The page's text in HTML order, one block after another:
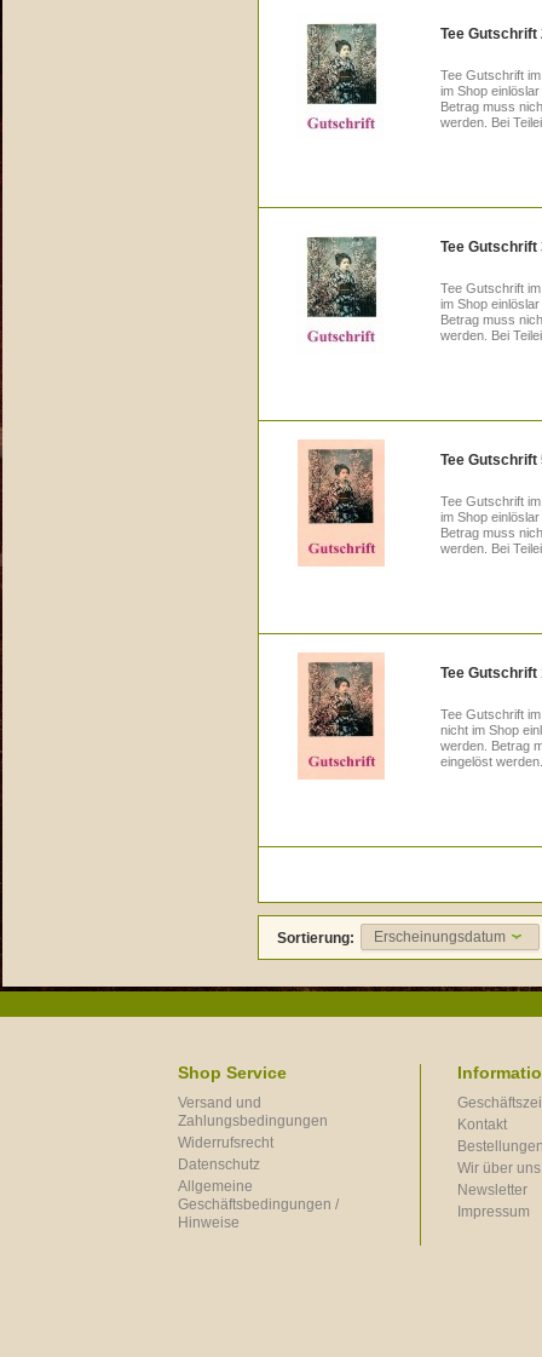
Tee Gutschrift
Tee Gutschrift
im Shop
Betrag muss
werden. Bei
Tee Gutschrift
Tee Gutschrift
im Shop
Betrag muss
werden. Bei
Tee Gutschrift
Tee Gutschrift
im Shop
Betrag muss
werden. Bei
Tee Gutschrift
Tee Gutschrift
nicht im Shop
werden. Betrag
eingelöst
Sortierung: Erscheinungsdatum
Shop Service
Versand und
Zahlungsbedingungen
Widerrufsrecht
Datenschutz
Allgemeine
Geschäftsbedingungen /
Hinweise
Kontakt
Wir über uns
Newsletter
Impressum